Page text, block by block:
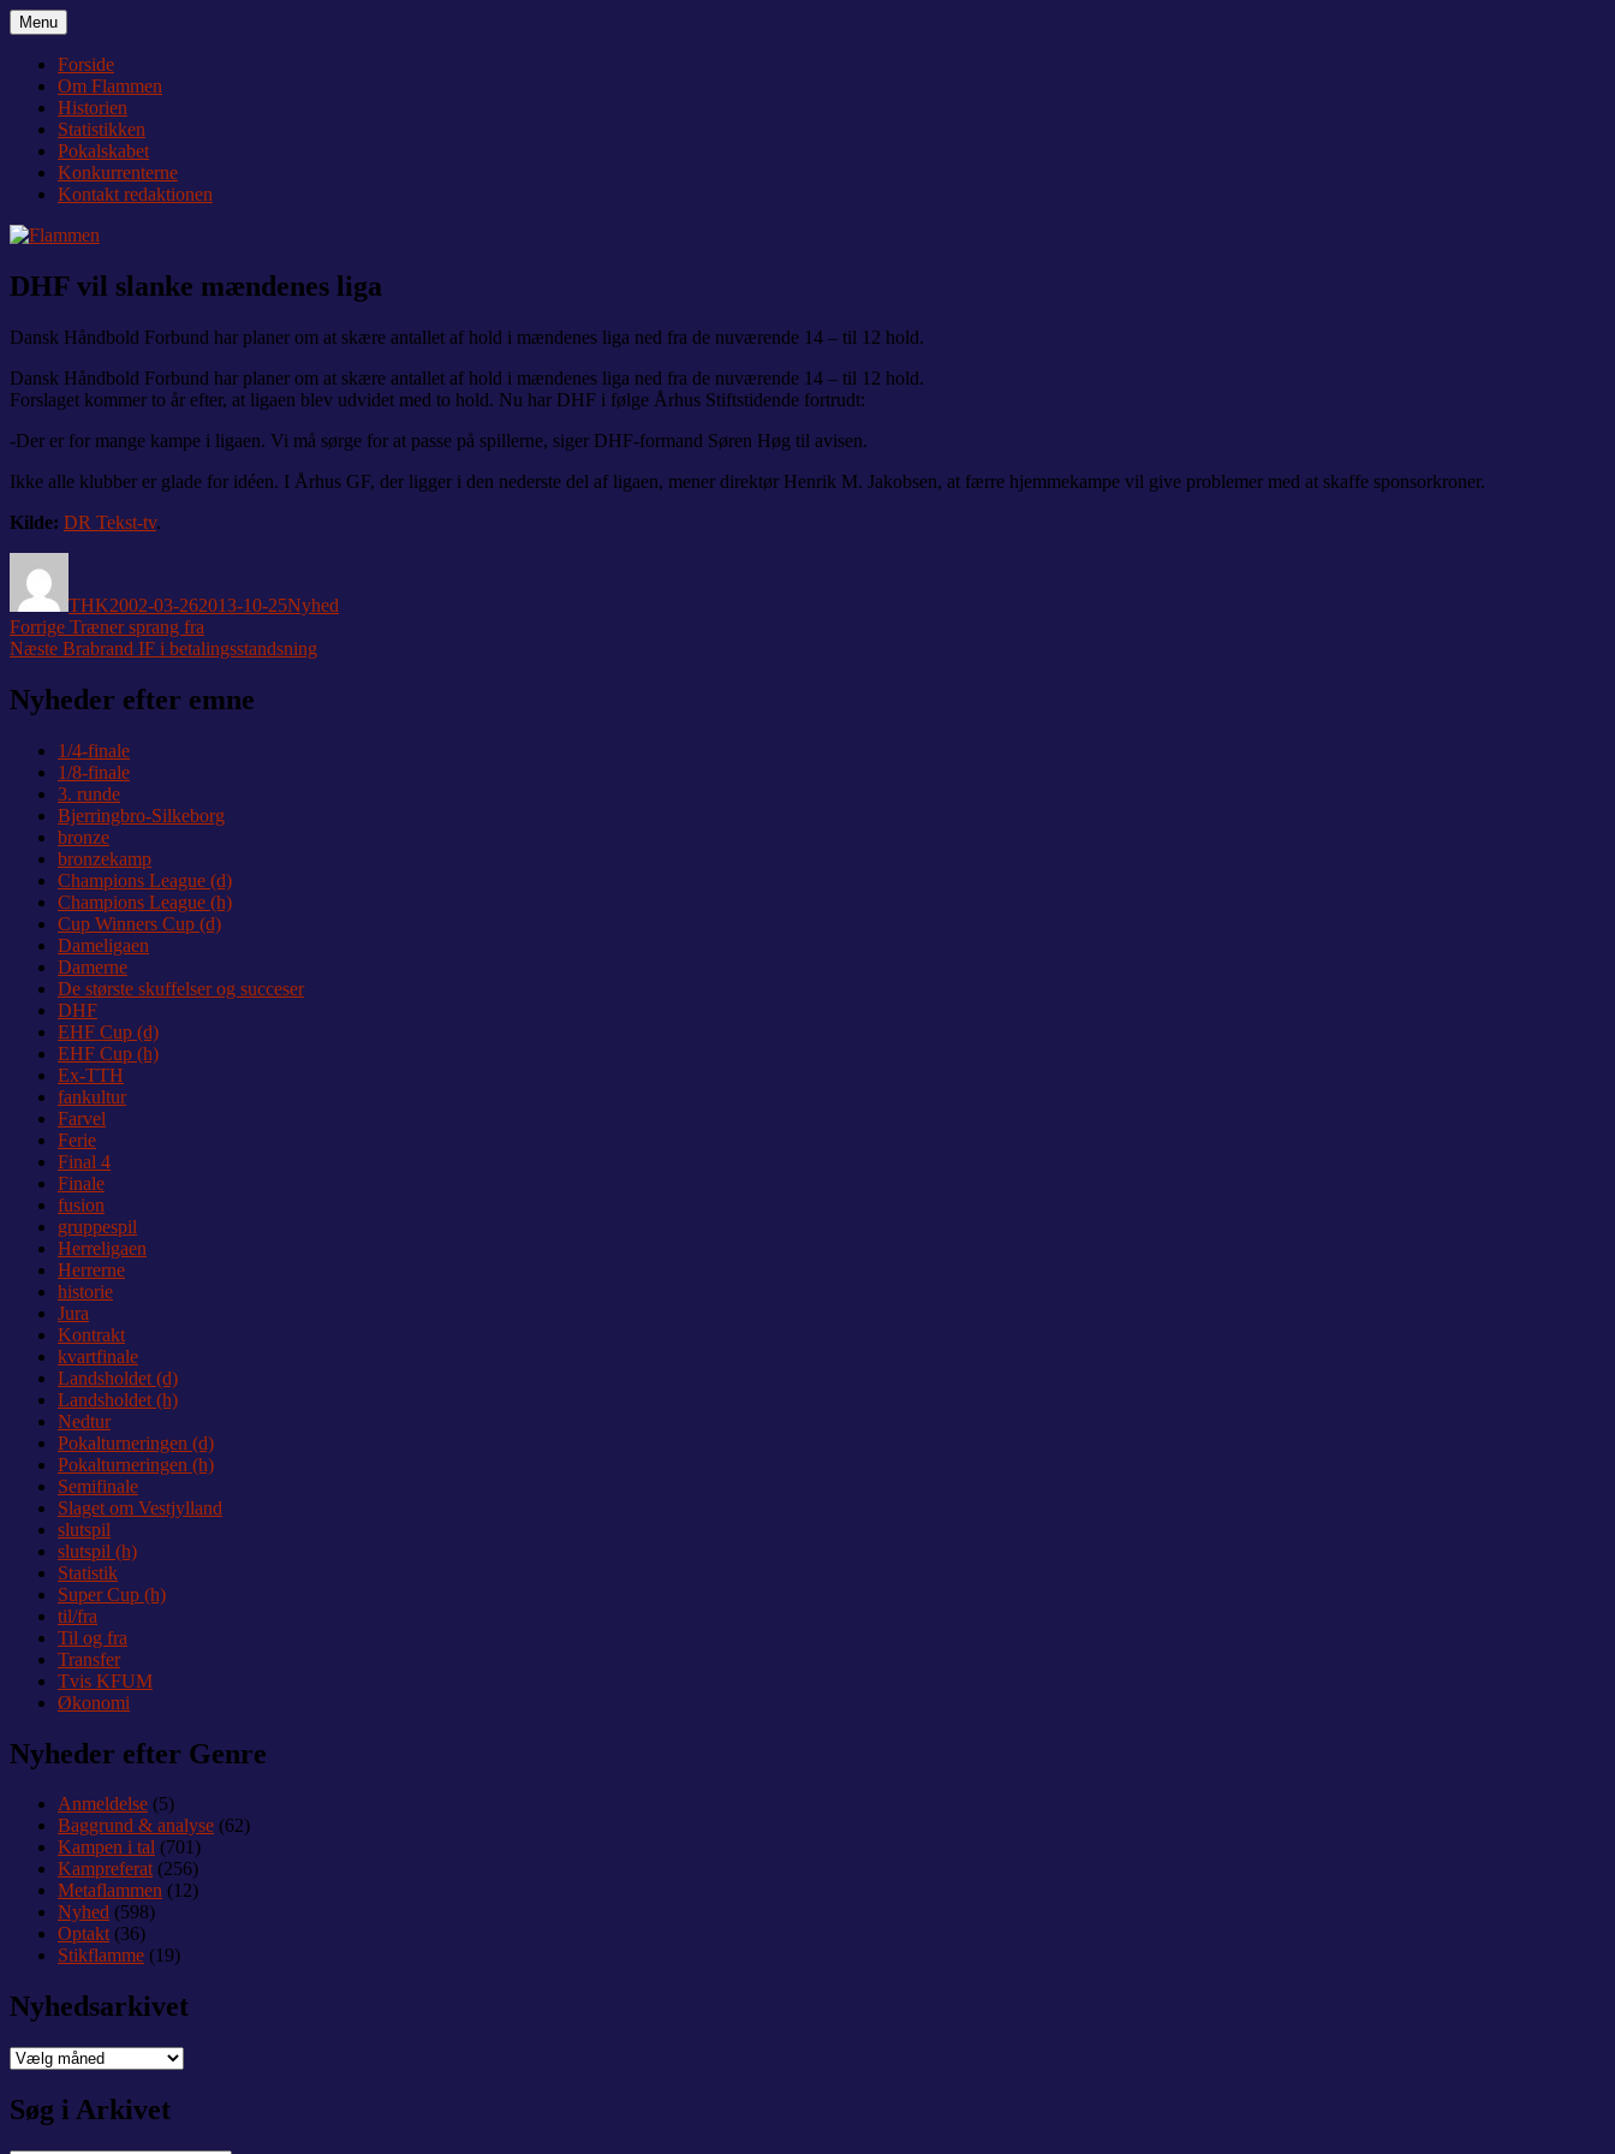
Videre
til
indhold
Flammen
Nyheder og debat om Team Tvis Holstebro
Menu
Forside
Om Flammen
Historien
Statistikken
Pokalskabet
Konkurrenterne
Kontakt redaktionen
DHF vil slanke mændenes liga
Dansk Håndbold Forbund har planer om at skære antallet af hold i mændenes liga ned fra de nuværende 14 – til 12 hold.
Dansk Håndbold Forbund har planer om at skære antallet af hold i mændenes liga ned fra de nuværende 14 – til 12 hold.
Forslaget kommer to år efter, at ligaen blev udvidet med to hold. Nu har DHF i følge Århus Stiftstidende fortrudt:
-Der er for mange kampe i ligaen. Vi må sørge for at passe på spillerne, siger DHF-formand Søren Høg til avisen.
Ikke alle klubber er glade for idéen. I Århus GF, der ligger i den nederste del af ligaen, mener direktør Henrik M. Jakobsen, at færre hjemmekampe vil give problemer med at skaffe sponsorkroner.
Kilde: DR Tekst-tv.
THK2002-03-262013-10-25Nyhed
Indlægsnavigation
Forrige Forrige
indlæg:
Træner sprang fra
Næste Næste
Brabrand IF i betalingsstandsning
Nyheder efter emne
1/4-finale
1/8-finale
3. runde
Bjerringbro-Silkeborg
bronze
bronzekamp
Champions League (d)
Champions League (h)
Cup Winners Cup (d)
Dameligaen
Damerne
De største skuffelser og succeser
DHF
EHF Cup (d)
EHF Cup (h)
Ex-TTH
fankultur
Farvel
Ferie
Final 4
Finale
fusion
gruppespil
Herreligaen
Herrerne
historie
Jura
Kontrakt
kvartfinale
Landsholdet (d)
Landsholdet (h)
Nedtur
Pokalturneringen (d)
Pokalturneringen (h)
Semifinale
Slaget om Vestjylland
slutspil
slutspil (h)
Statistik
Super Cup (h)
til/fra
Til og fra
Transfer
Tvis KFUM
Økonomi
Nyheder efter Genre
Anmeldelse (5)
Baggrund & analyse (62)
Kampen i tal (701)
Kampreferat(256)
Metaflammen (12)
Nyhed (598)
Optakt(36)
Stikflamme (19)
Nyhedsarkivet
Nyhedsarkivet
Søg i Arkivet